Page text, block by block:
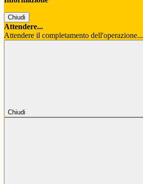
Chiudi
Attendere...
Attendere il completamento dell'operazione...
Chiudi